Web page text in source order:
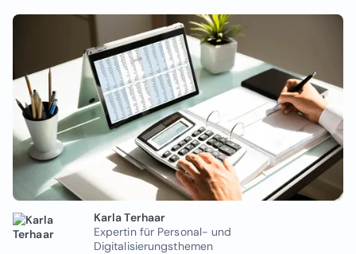
Karla Terhaar
Expertin für Personal- und
Digitalisierungsthemen